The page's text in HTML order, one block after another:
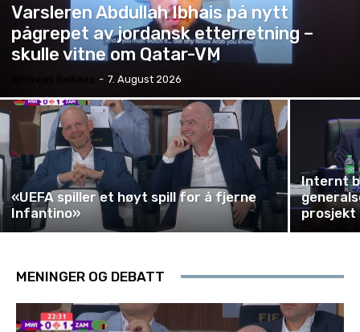
Varsleren Abdullah Ibhais på nytt
pågrepet av jordansk etterretning –
skulle vitne om Qatar-VM
- 7. August 2026
«UEFA spiller et høyt spill for å fjerne
Infantino»
Internt
prosjekt
MENINGER OG DEBATT